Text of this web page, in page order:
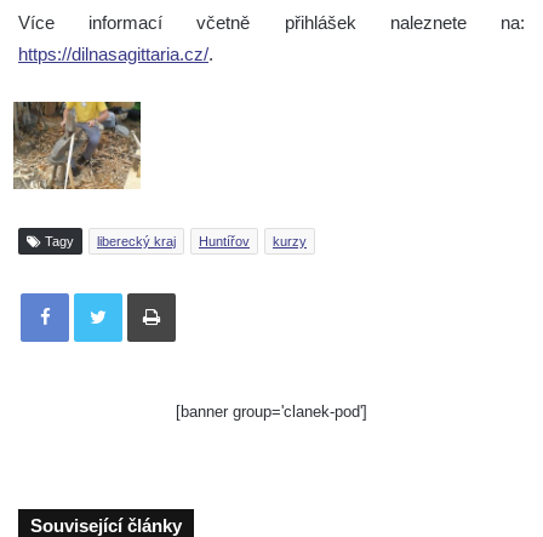
Více informací včetně přihlášek naleznete na:
https://dilnasagittaria.cz/.
Tagy liberecký kraj Huntířov kurzy
Tisknout
[banner group='clanek-pod']
Související články